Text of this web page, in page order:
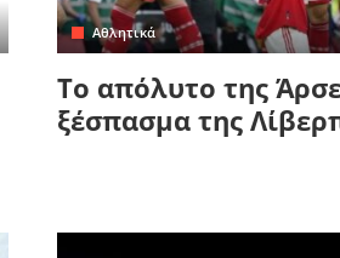
Αθλητικά
Το απόλυτο της
ξέσπασμα της